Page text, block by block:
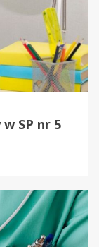
SP nr 5